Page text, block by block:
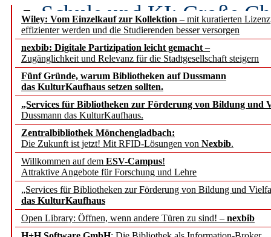
Wiley: Vom Einzelkauf zur Kollektion – mit kuratierten
effizienter werden und die Studierenden besser versorgen
nexbib: Digitale Partizipation leicht gemacht –
Zugänglichkeit und Relevanz für die Stadtgesellschaft steigern
Fünf Gründe, warum Bibliotheken auf Dussmann
das KulturKaufhaus setzen sollten.
„Services für Bibliotheken zur Förderung von Bildung und
Dussmann das KulturKaufhaus.
Zentralbibliothek Mönchengladbach:
Die Zukunft ist jetzt! Mit RFID-Lösungen von Nexbib.
Willkommen auf dem ESV-Campus!
Attraktive Angebote für Forschung und Lehre
„Services für Bibliotheken zur Förderung von Bildung und
das KulturKaufhaus
Open Library: Öffnen, wenn andere Türen zu sind! – nexbib
Schule und KI: Große
Voraussetzungen
Erfolgreiches erstes
Segment Research –
angepasst
konstruktiv!
Mohr Siebeck
und die Zeitschrift für